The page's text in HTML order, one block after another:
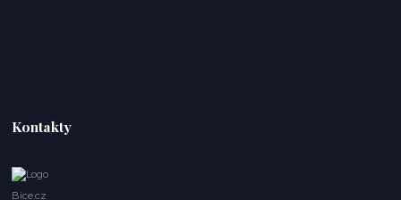
Kontakty
Bice.cz